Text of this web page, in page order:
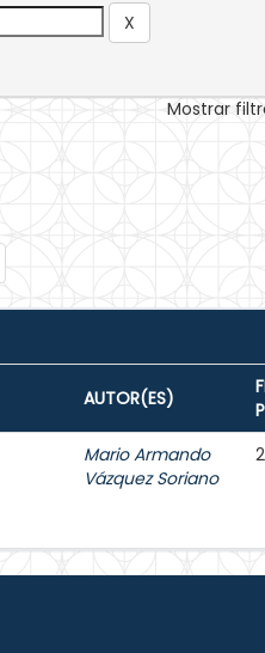
Mostrar
AUTOR(ES)
Mario Armando
Vázquez Soriano